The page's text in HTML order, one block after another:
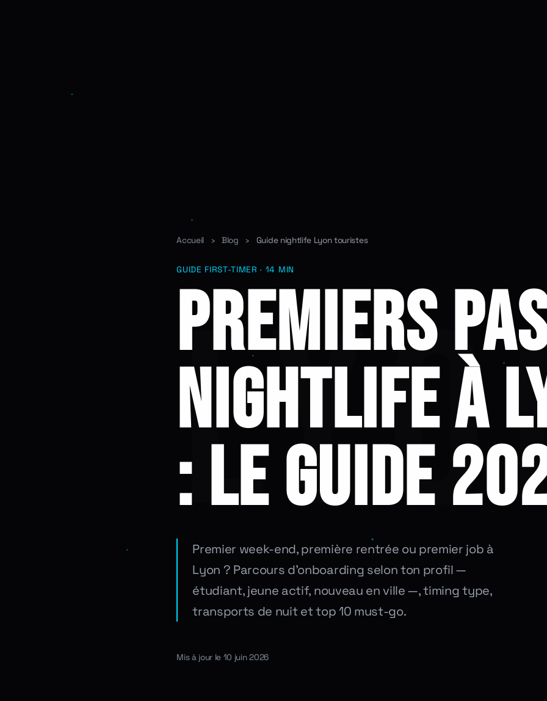
Accueil › Blog › Guide nightlife Lyon touristes
GUIDE FIRST-TIMER · 14 MIN
PREMIERS
NIGHTLIFE À
: LE GUIDE
Premier week-end, première rentrée ou premier job à
Lyon ? Parcours d'onboarding selon ton profil —
étudiant, jeune actif, nouveau en ville —, timing type,
transports de nuit et top 10 must-go.
Mis à jour le 10 juin 2026